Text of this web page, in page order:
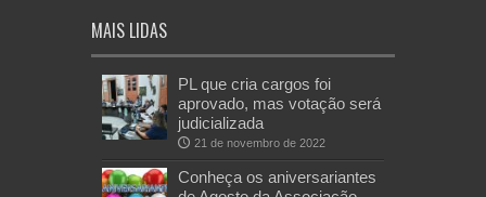
MAIS LIDAS
PL que cria cargos foi
aprovado, mas votação será
judicializada
21 de novembro de 2022
Conheça os aniversariantes